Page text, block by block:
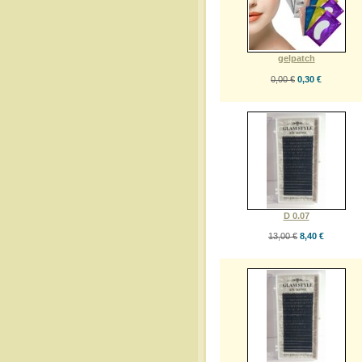
gelpatch
0,00 € 0,30 €
D 0.07
13,00 € 8,40 €